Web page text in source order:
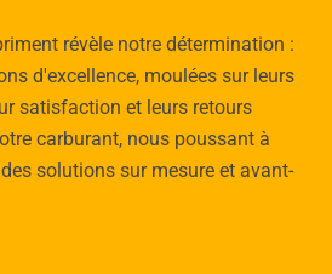
révèle notre détermination :
d'excellence, moulées sur leurs
satisfaction et leurs retours
carburant, nous poussant à
solutions sur mesure et avant-